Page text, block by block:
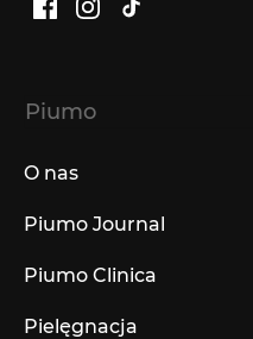
Facebook
Instagram
TikTok
Piumo
O nas
Piumo Journal
Piumo Clinica
Pielęgnacja